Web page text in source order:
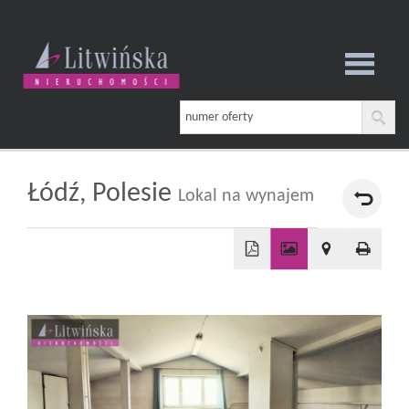
Strona
główna
O
firmie
Oferta
Łódź, Polesie Lokal na wynajem
−